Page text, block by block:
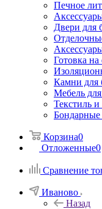
Печное
Двери для
Готовка на
Камни для
Мебель
Текстиль
Бондарные
Корзина0
Отложенные0
Сравнение
Иваново
Назад